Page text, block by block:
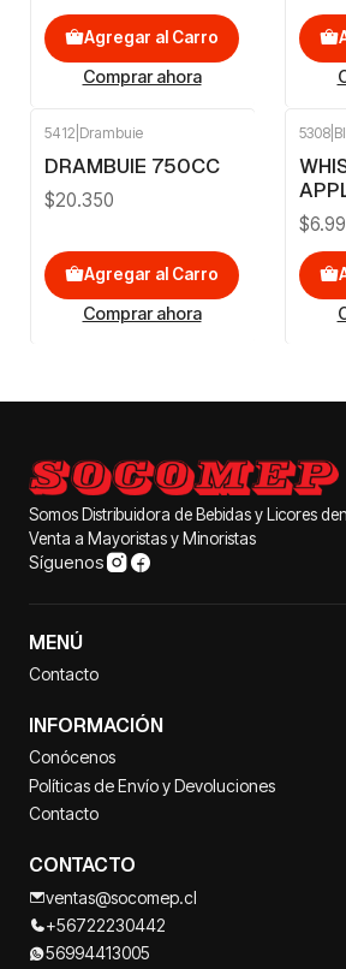
Agregar al Carro
Comprar ahora
5412 Drambuie
DRAMBUIE 750CC
$20.350
Agregar al Carro
Comprar ahora
5308
Somos Distribuidora de Bebidas y Licores
Venta a Mayoristas y Minoristas
Síguenos
MENÚ
Contacto
INFORMACIÓN
Conócenos
Políticas de Envío y Devoluciones
Contacto
CONTACTO
ventas@socomep.cl
+56722230442
56994413005